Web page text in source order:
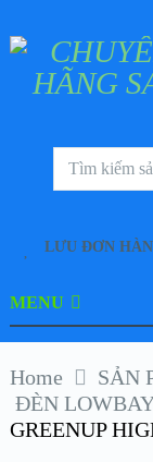
LƯU ĐƠN
MENU
Home SẢN
ĐÈN
GREENUP